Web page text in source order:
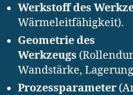
Werkstoff des
Wärmeleitfähigkeit).
Geometrie des
Werkzeugs
Wandstärke,
Prozessparameter